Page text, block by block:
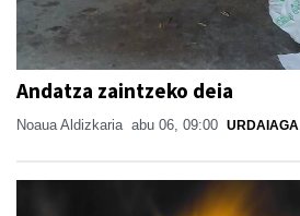
Andatza zaintzeko deia
Noaua Aldizkaria abu 06, 09:00 URDAIAGA